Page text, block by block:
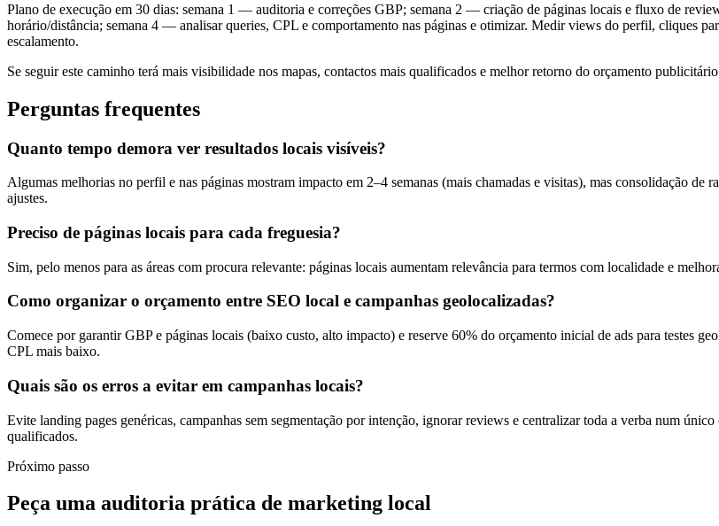
Plano de execução em 30 dias: semana 1 — auditoria e correções GBP; semana 2 — criação de páginas locais e fluxo de
horário/distância; semana 4 — analisar queries, CPL e comportamento nas páginas e otimizar. Medir views do perfil, cliques
escalamento.
Se seguir este caminho terá mais visibilidade nos mapas, contactos mais qualificados e melhor retorno do orçamento
Perguntas frequentes
Quanto tempo demora ver resultados locais visíveis?
Algumas melhorias no perfil e nas páginas mostram impacto em 2–4 semanas (mais chamadas e visitas), mas consolidação de
ajustes.
Preciso de páginas locais para cada freguesia?
Sim, pelo menos para as áreas com procura relevante: páginas locais aumentam relevância para termos com localidade e
Como organizar o orçamento entre SEO local e campanhas geolocalizadas?
Comece por garantir GBP e páginas locais (baixo custo, alto impacto) e reserve 60% do orçamento inicial de ads para testes
CPL mais baixo.
Quais são os erros a evitar em campanhas locais?
Evite landing pages genéricas, campanhas sem segmentação por intenção, ignorar reviews e centralizar toda a verba num
qualificados.
Próximo passo
Peça uma auditoria prática de marketing local